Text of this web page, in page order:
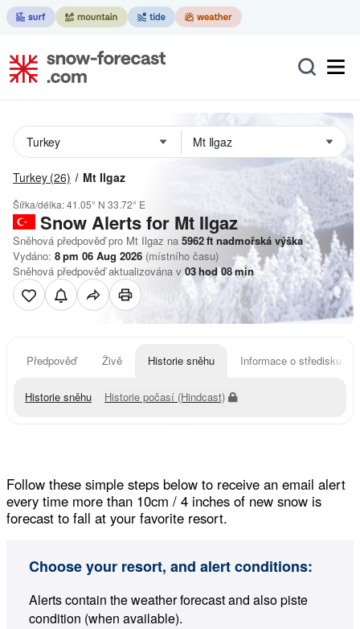
Turkey (26) Mt Ilgaz
Šířka/délka:41.05° N 33.72° E
Snow Alerts for Mt Ilgaz
Sněhová předpověď pro Mt Ilgaz na 5962ft nadmořská výška
Vydáno: 8 pm 06 Aug 2026 (místního času)
Sněhová předpověď aktualizována v 03hod08min
Předpověď Živě Historie sněhu Informace o středisku
Historie sněhu Historie počasí (Hindcast)
Follow these simple steps below to receive an email alert
every time more than 10cm / 4 inches of new snow is
forecast to fall at your favorite resort.
Choose your resort, and alert conditions:
Alerts contain the weather forecast and also piste
condition (when available).